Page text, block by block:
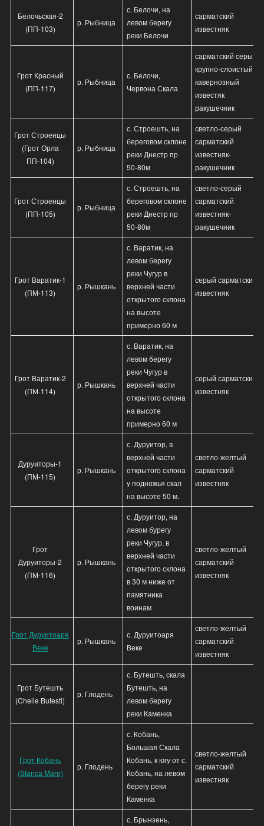
Белочьская-2
(ПП-103)
р. Рыбница
с. Белочи, на
левом берегу
реки Белочи
сарматский
известняк
Грот Красный
(ПП-117)
р. Рыбница
с. Белочи,
Червона Скала
сарматский серый
крупно-слоистый
кавернозный
известяк
ракушечник
Грот Строенцы
(Грот Орла
ПП-104)
р. Рыбница
с. Строешть, на
береговом склоне
реки Днестр пр
50-80м
светло-серый
сарматский
известняк-
ракушечник
Грот Строенцы
(ПП-105)
р. Рыбница
с. Строешть, на
береговом склоне
реки Днестр пр
50-80м
светло-серый
сарматский
известняк-
ракушечник
Грот Варатик-1
(ПМ-113)
р. Рышкань
с. Варатик, на
левом берегу
реки Чугур в
верхней части
открытого склона
на высоте
примерно 60 м
серый сарматский
известняк
Грот Варатик-2
(ПМ-114)
р. Рышкань
с. Варатик, на
левом берегу
реки Чугур в
верхней части
открытого склона
на высоте
примерно 60 м
серый сарматский
известняк
Дуруиторы-1
(ПМ-115)
р. Рышкань
с. Дуруитор, в
верхней части
открытого склона
у подножья скал
на высоте 50 м.
светло-желтый
сарматский
известняк
Грот
Дуруиторы-2
(ПМ-116)
р. Рышкань
с. Дуруитор, на
левом бурегу
реки Чугур, в
верхней части
открытого склона
в 30 м ниже от
памятника
воинам
светло-желтый
сарматский
известняк
Грот Дуруитоаря
Веке
р. Рышкань
с. Дуруитоаря
Веке
светло-желтый
сарматский
известняк
Грот Бутешть
(Cheile Butesti)
р. Глодень
с. Бутешть, скала
Бутешть, на
левом берегу
реки Каменка
Грот Кобань
(Stanca Mare)
р. Глодень
с. Кобань,
Большая Скала
Кобань, к югу от с.
Кобань, на левом
берегу реки
Каменка
светло-желтый
сарматский
известняк
с. Брынзень,